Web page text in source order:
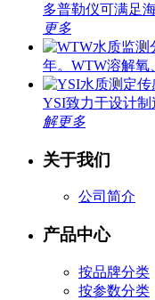
多普勒仪可满足
更多
年。WTW溶解氧
YSI致力于设计制
解更多
关于我们
公司简介
产品中心
按品牌分类
按参数分类